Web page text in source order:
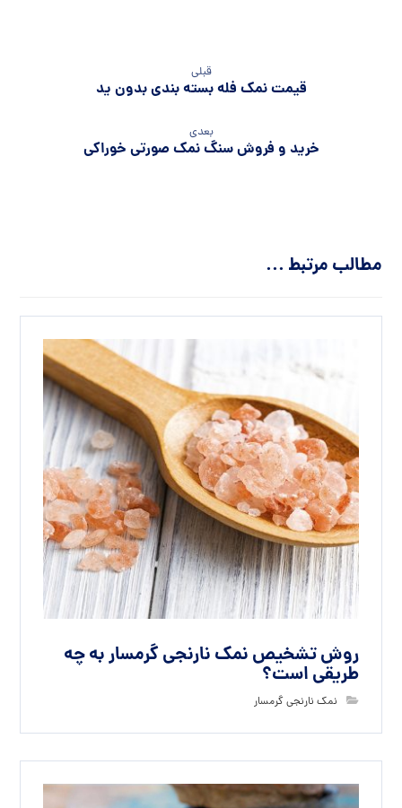
قبلی
قیمت نمک فله بسته بندی بدون ید
بعدی
خرید و فروش سنگ نمک صورتی خوراکی
مطالب مرتبط ...
روش تشخیص نمک نارنجی گرمسار به چه
طریقی است؟
نمک نارنجی گرمسار